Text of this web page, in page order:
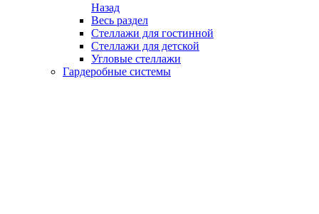
Назад
Весь раздел
Стеллажи для гостинной
Стеллажи для детской
Угловые стеллажи
Гардеробные системы